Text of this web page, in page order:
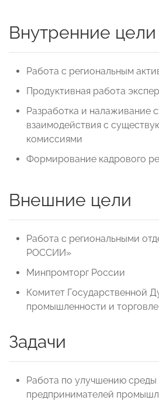
Внутренние цели
Работа с региональным
Продуктивная работа
Разработка и налаживание
взаимодействия с
комиссиями
Формирование кадрового
Внешние цели
Работа с региональными
РОССИИ»
Минпромторг России
Комитет Государственной
промышленности и торговле
Задачи
Работа по улучшению среды
предпринимателей